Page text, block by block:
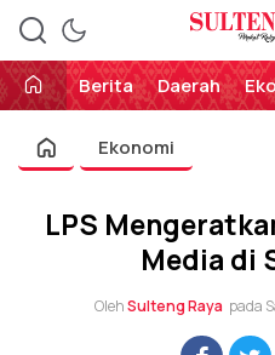
Perekat
Berita
Daerah
Ekonomi
LPS
Media di
OlehSulteng Raya pada